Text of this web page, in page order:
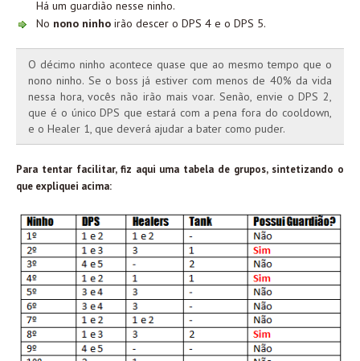
Há um guardião nesse ninho.
No nono ninho irão descer o DPS 4 e o DPS 5.
O décimo ninho acontece quase que ao mesmo tempo que o
nono ninho. Se o boss já estiver com menos de 40% da vida
nessa hora, vocês não irão mais voar. Senão, envie o DPS 2,
que é o único DPS que estará com a pena fora do cooldown,
e o Healer 1, que deverá ajudar a bater como puder.
Para tentar facilitar, fiz aqui uma tabela de grupos, sintetizando o
que expliquei acima: